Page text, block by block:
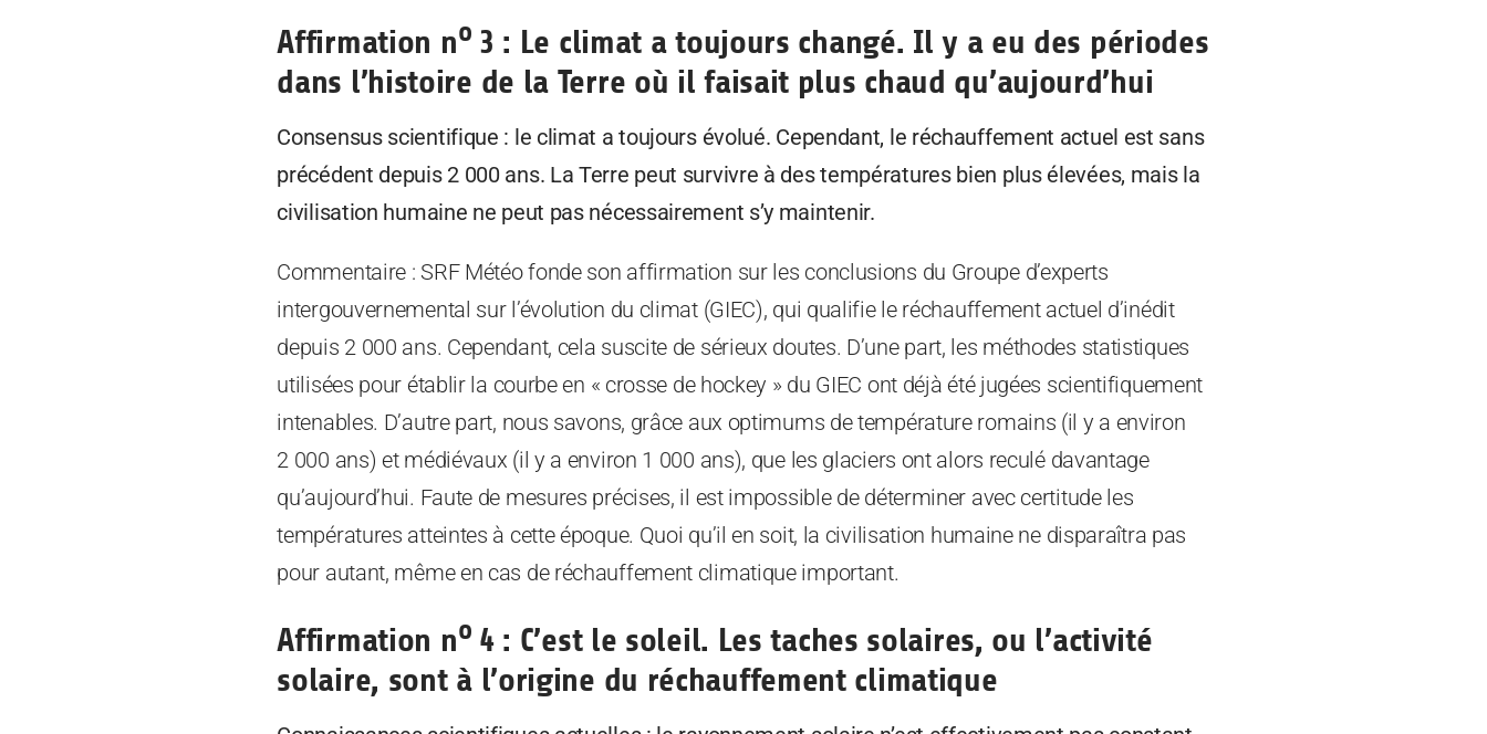
Affirmation no 3 : Le climat a toujours changé. Il y a eu des périodes
dans l’histoire de la Terre où il faisait plus chaud qu’aujourd’hui
Consensus scientifique : le climat a toujours évolué. Cependant, le réchauffement actuel est sans
précédent depuis 2 000 ans. La Terre peut survivre à des températures bien plus élevées, mais la
civilisation humaine ne peut pas nécessairement s’y maintenir.
Commentaire : SRF Météo fonde son affirmation sur les conclusions du Groupe d’experts
intergouvernemental sur l’évolution du climat (GIEC), qui qualifie le réchauffement actuel d’inédit
depuis 2 000 ans. Cependant, cela suscite de sérieux doutes. D’une part, les méthodes statistiques
utilisées pour établir la courbe en « crosse de hockey » du GIEC ont déjà été jugées scientifiquement
intenables. D’autre part, nous savons, grâce aux optimums de température romains (il y a environ
2 000 ans) et médiévaux (il y a environ 1 000 ans), que les glaciers ont alors reculé davantage
qu’aujourd’hui. Faute de mesures précises, il est impossible de déterminer avec certitude les
températures atteintes à cette époque. Quoi qu’il en soit, la civilisation humaine ne disparaîtra pas
pour autant, même en cas de réchauffement climatique important.
Affirmation no 4 : C’est le soleil. Les taches solaires, ou l’activité
solaire, sont à l’origine du réchauffement climatique